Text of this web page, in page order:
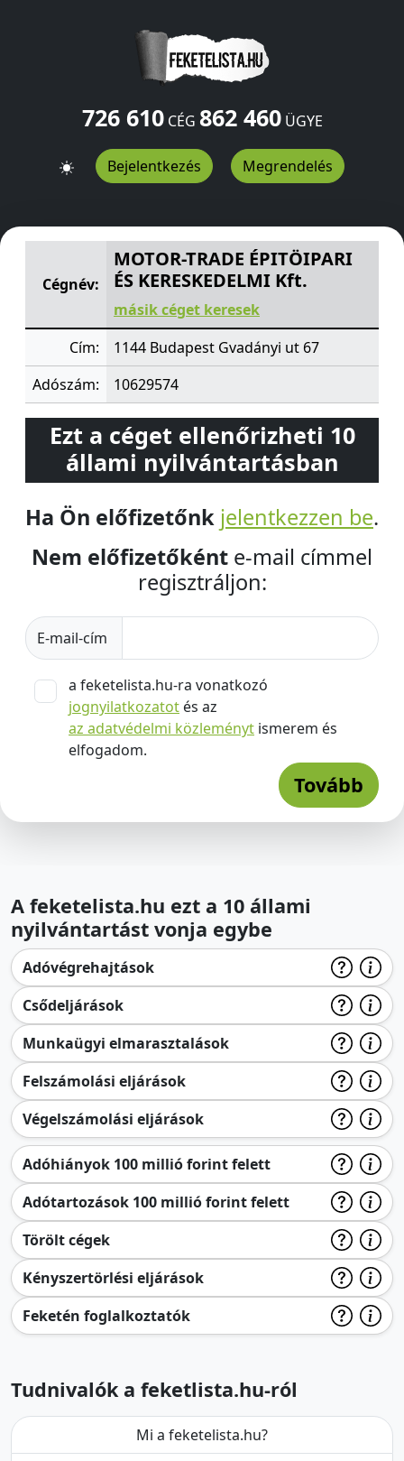
726 610CÉG 862 460ÜGYE
Bejelentkezés Megrendelés
MOTOR-TRADE ÉPITÖIPARI ÉS KERESKEDELMI Kft.
Cégnév:
MOTOR-TRADE ÉPITÖIPARI
ÉS KERESKEDELMI Kft.
másik céget keresek
Cím:
1144 Budapest Gvadányi ut 67
Adószám:
10629574
Ezt a céget ellenőrizheti 10
állami nyilvántartásban
Ha Ön előfizetőnk jelentkezzen be.
Nem előfizetőként e-mail címmel
regisztráljon:
E-mail-cím
a feketelista.hu-ra vonatkozó
jognyilatkozatot és az
az adatvédelmi közleményt ismerem és
elfogadom.
Tovább
A feketelista.hu ezt a 10 állami
nyilvántartást vonja egybe
Adóvégrehajtások
Csődeljárások
Munkaügyi elmarasztalások
Felszámolási eljárások
Végelszámolási eljárások
Adóhiányok 100 millió forint felett
Adótartozások 100 millió forint felett
Törölt cégek
Kényszertörlési eljárások
Feketén foglalkoztatók
Tudnivalók a feketlista.hu-ról
Mi a feketelista.hu?